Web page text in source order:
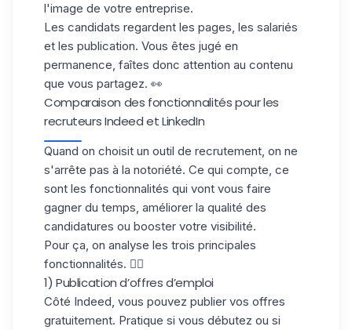
l'image de votre entreprise.
Les candidats regardent les pages, les salariés
et les publication. Vous êtes jugé en
permanence, faîtes donc attention au contenu
que vous partagez. 👀
Comparaison des fonctionnalités pour les
recruteurs Indeed et LinkedIn
Quand on choisit un outil de recrutement, on ne
s'arrête pas à la notoriété. Ce qui compte, ce
sont les fonctionnalités qui vont vous faire
gagner du temps, améliorer la qualité des
candidatures ou booster votre visibilité.
Pour ça, on analyse les trois principales
fonctionnalités. 👇🏼
1) Publication d’offres d’emploi
Côté Indeed, vous pouvez publier vos offres
gratuitement. Pratique si vous débutez ou si